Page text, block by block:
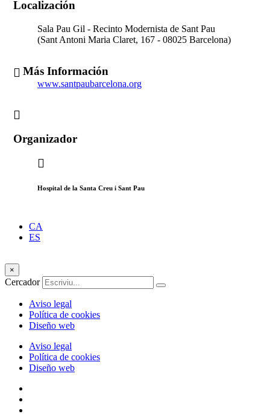
Localización
Sala Pau Gil - Recinto Modernista de Sant Pau
(Sant Antoni Maria Claret, 167 - 08025 Barcelona)
Más Información
www.santpaubarcelona.org
Organizador
Hospital de la Santa Creu i Sant Pau
CA
ES
×
Cercador
Aviso legal
Política de cookies
Diseño web
Aviso legal
Política de cookies
Diseño web